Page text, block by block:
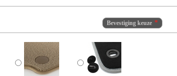
Bevestiging keuze